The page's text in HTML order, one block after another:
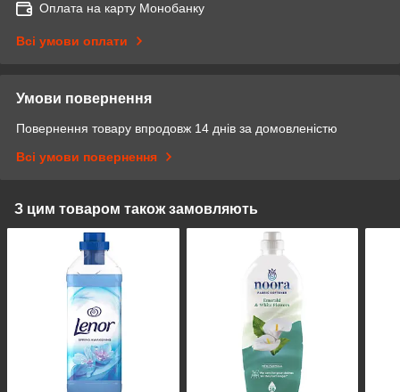
Оплата на карту Монобанку
Всі умови оплати
Умови повернення
Повернення товару впродовж 14 днів за домовленістю
Всі умови повернення
З цим товаром також замовляють